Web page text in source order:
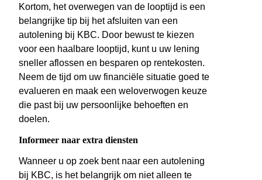
Kortom, het overwegen van de looptijd is een
belangrijke tip bij het afsluiten van een
autolening bij KBC. Door bewust te kiezen
voor een haalbare looptijd, kunt u uw lening
sneller aflossen en besparen op rentekosten.
Neem de tijd om uw financiële situatie goed te
evalueren en maak een weloverwogen keuze
die past bij uw persoonlijke behoeften en
doelen.
Informeer naar extra diensten
Wanneer u op zoek bent naar een autolening
bij KBC, is het belangrijk om niet alleen te